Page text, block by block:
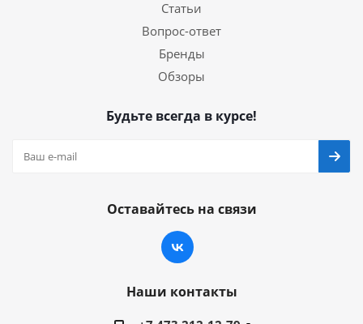
Статьи
Вопрос-ответ
Бренды
Обзоры
Будьте всегда в курсе!
Оставайтесь на связи
Наши контакты